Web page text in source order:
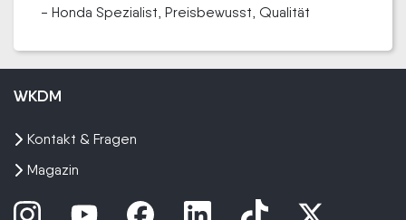
- Honda Spezialist, Preisbewusst, Qualität
WKDM
Kontakt & Fragen
Magazin